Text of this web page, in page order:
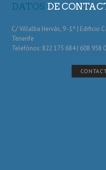
DATOS DE
C/ Villalba Hervás, 9 -1º | Edificio
Tenerife
Telefónos: 822 175 684 | 608 958